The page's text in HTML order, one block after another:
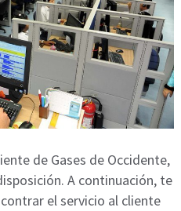
de Gases de Occidente,
A continuación, te
el servicio al cliente